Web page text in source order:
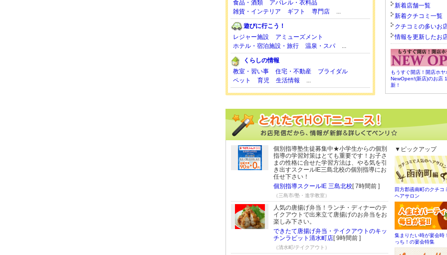
食品・酒類
アパレル・衣料品
雑貨・インテリア
ギフト 専門店 ...
遊びに行こう！
レジャー施設
アミューズメント
ホテル・宿泊施設・旅行
温泉・スパ ...
くらしの情報
教室・習い事
住宅・不動産
ブライダル
ペット
育児 生活情報 ...
新着店舗一覧
新着クチコミ一覧
クチコミの多いお
情報を更新したお
もうすぐ開店！開店ホヤ
NewOpen!(新店)のお店
新！
個別指導塾生徒募集中★小学生からの個別
指導の学習対策はとても重要です！お子さ
まの性格に合せた学習方法は、やる気を引
き出すスクールIE三島北校の個別指導にお
任せ下さい！
個別指導スクールIE 三島北校[ 7時間前 ]
（三島市/塾・進学教室）
人気の唐揚げ弁当！ランチ・ディナーのテ
イクアウトで出来立て唐揚げのお弁当をお
楽しみ下さい。
できたて唐揚げ弁当・テイクアウトのキッ
チンラビット清水町店[ 9時間前 ]
（清水町/テイクアウト）
▼ピックアップ
田方郡函南町のクチコ
ヘアサロン
集まりたい時が宴会時
っち！の宴会特集